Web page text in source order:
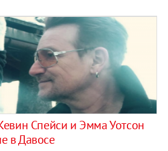
Спейси и Эмма Уотсон
в Давосе